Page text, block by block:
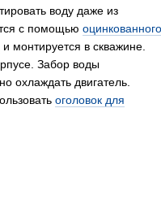
воду даже из
с помощью оцинкованного
и монтируется в скважине.
Забор воды
охлаждать двигатель.
оголовок для